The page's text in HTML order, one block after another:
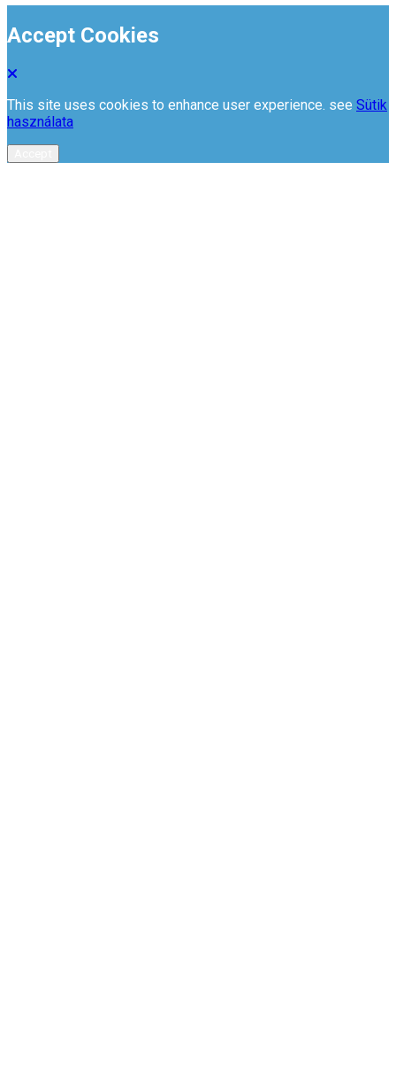
Accept Cookies
This site uses cookies to enhance user experience. see Sütik
használata